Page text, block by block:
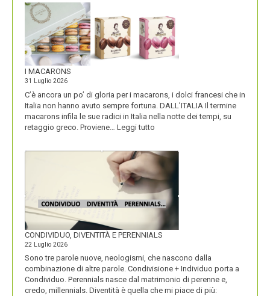
I MACARONS
31 Luglio 2026
C’è ancora un po’ di gloria per i macarons, i dolci francesi che in
Italia non hanno avuto sempre fortuna. DALL’ITALIA Il termine
macarons infila le sue radici in Italia nella notte dei tempi, su
retaggio greco. Proviene… Leggi tutto
CONDIVIDUO, DIVENTITÀ E PERENNIALS
22 Luglio 2026
Sono tre parole nuove, neologismi, che nascono dalla
combinazione di altre parole. Condivisione + Individuo porta a
Condividuo. Perennials nasce dal matrimonio di perenne e,
credo, millennials. Diventità è quella che mi piace di più: